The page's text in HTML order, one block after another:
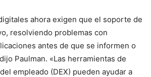
ahora exigen que el soporte de
resolviendo problemas con
antes de que se informen o
Paulman. «Las herramientas de
empleado (DEX) pueden ayudar a